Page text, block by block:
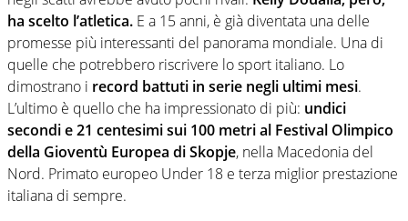
curve
ha scelto l’atletica. E a 15 anni, è già diventata una delle
promesse più interessanti del panorama mondiale. Una di
quelle che potrebbero riscrivere lo sport italiano. Lo
dimostrano i record battuti in serie negli ultimi mesi.
L’ultimo è quello che ha impressionato di più: undici
secondi e 21 centesimi sui 100 metri al Festival Olimpico
della Gioventù Europea di Skopje, nella Macedonia del
Nord. Primato europeo Under 18 e terza miglior prestazione
italiana di sempre.